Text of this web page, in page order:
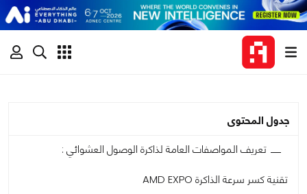
جدول المحتوى
تعريف المواصفات العامة لذاكرة الوصول العشوائي :
تقنية كسر سرعة الذاكرة AMD EXPO